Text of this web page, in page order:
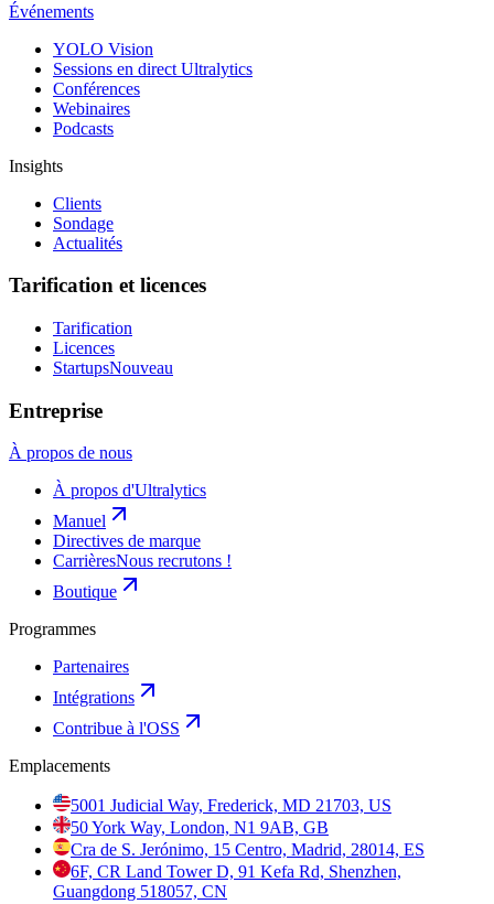
Événements
YOLO Vision
Sessions en direct Ultralytics
Conférences
Webinaires
Podcasts
Insights
Clients
Sondage
Actualités
Tarification et licences
Tarification
Licences
StartupsNouveau
Entreprise
À propos de nous
À propos d'Ultralytics
Manuel
Directives de marque
CarrièresNous recrutons !
Boutique
Programmes
Partenaires
Intégrations
Contribue à l'OSS
Emplacements
5001 Judicial Way, Frederick, MD 21703, US
50 York Way, London, N1 9AB, GB
Cra de S. Jerónimo, 15 Centro, Madrid, 28014, ES
6F, CR Land Tower D, 91 Kefa Rd, Shenzhen,
Guangdong 518057, CN